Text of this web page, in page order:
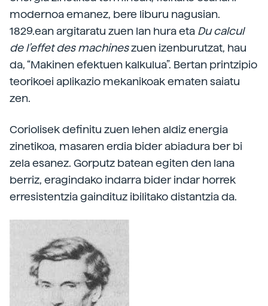
modernoa emanez, bere liburu nagusian.
1829.ean argitaratu zuen lan hura eta Du calcul
de l’effet des machineszuen izenburutzat, hau
da, “Makinen efektuen kalkulua”. Bertan printzipio
teorikoei aplikazio mekanikoak ematen saiatu
zen.
Coriolisek definitu zuen lehen aldiz energia
zinetikoa, masaren erdia bider abiadura ber bi
zela esanez. Gorputz batean egiten den lana
berriz, eragindako indarra bider indar horrek
erresistentzia gaindituz ibilitako distantzia da.